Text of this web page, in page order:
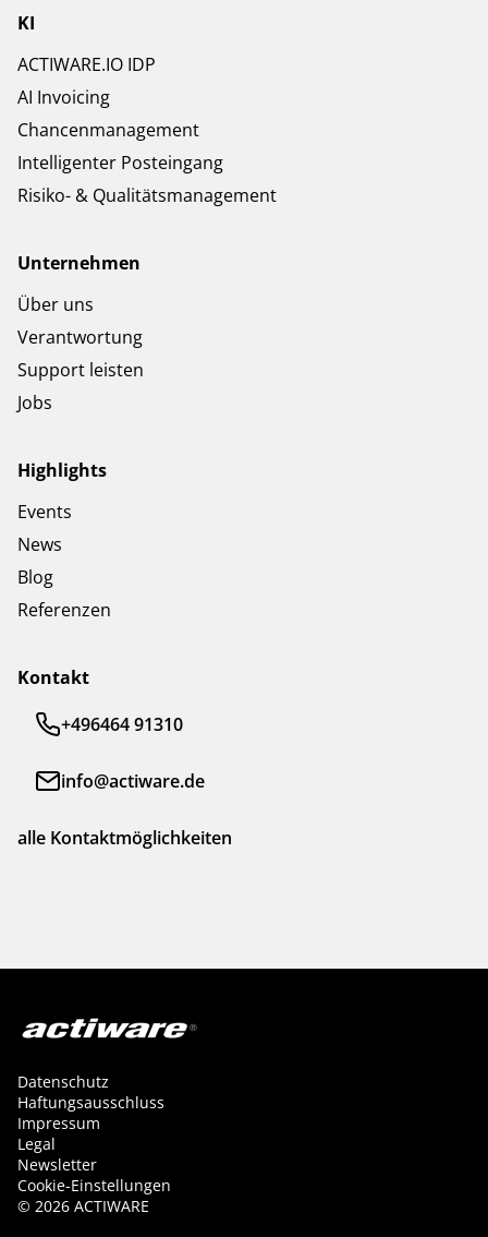
KI
ACTIWARE.IO IDP
AI Invoicing
Chancenmanagement
Intelligenter Posteingang
Risiko- & Qualitätsmanagement
Unternehmen
Über uns
Verantwortung
Support leisten
Jobs
Highlights
Events
News
Blog
Referenzen
Kontakt
+496464 91310
info@actiware.de
alle Kontaktmöglichkeiten
Datenschutz
Haftungsausschluss
Impressum
Legal
Newsletter
Cookie-Einstellungen
© 2026 ACTIWARE